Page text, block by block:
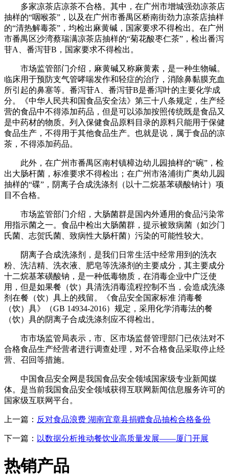
多家凉茶店凉茶不合格。其中，在广州市增城强劲凉茶店
抽样的“咽喉茶”，以及在广州市番禺区桥南街劲力凉茶店抽样
的“清热解毒茶”，均检出麻黄碱，国家要求不得检出。在广州
市番禺区沙湾蔡瑞满凉茶店抽样的“菊花酸枣仁茶”，检出番泻
苷A、番泻苷B，国家要求不得检出。
市场监管部门介绍，麻黄碱又称麻黄素，是一种生物碱。
临床用于预防支气管哮喘发作和轻症的治疗，消除鼻黏膜充血
所引起的鼻塞等。番泻苷A、番泻苷B是番泻叶的主要化学成
分。《中华人民共和国食品安全法》第三十八条规定，生产经
营的食品中不得添加药品，但是可以添加按照传统既是食品又
是中药材的物质。列入保健食品原料目录的原料只能用于保健
食品生产，不得用于其他食品生产。也就是说，属于食品的凉
茶，不得添加药品。
此外，在广州市番禺区南村镇樟边幼儿园抽样的“碗”，检
出大肠杆菌，标准要求不得检出；在广州市洛浦街广奥幼儿园
抽样的“碟”，阴离子合成洗涤剂（以十二烷基苯磺酸钠计）项
目不合格。
市场监管部门介绍，大肠菌群是国内外通用的食品污染常
用指示菌之一。食品中检出大肠菌群，提示被致病菌（如沙门
氏菌、志贺氏菌、致病性大肠杆菌）污染的可能性较大。
阴离子合成洗涤剂，是我们日常生活中经常用到的洗衣
粉、洗洁精、洗衣液、肥皂等洗涤剂的主要成分，其主要成分
十二烷基苯磺酸钠，是一种低毒物质，在消毒企业中广泛使
用，但是如果餐（饮）具清洗消毒流程控制不当，会造成洗涤
剂在餐（饮）具上的残留。《食品安全国家标准 消毒餐
（饮）具》（GB 14934-2016）规定，采用化学消毒法的餐
（饮）具的阴离子合成洗涤剂应不得检出。
市市场监管局表示，市、区市场监督管理部门已依法对不
合格食品生产经营者进行调查处理，对不合格食品采取停止经
营、召回等措施。
中国食品安全网是我国食品安全领域国家级专业新闻媒
体。是当前我国食品安全领域获得互联网新闻信息服务许可的
国家级互联网平台。
上一篇： 反对食品浪费 湖南宜章县捐赠食品抽检合格备份
下一篇： 以数据分析推动餐饮业高质量发展——厦门开展
热销产品